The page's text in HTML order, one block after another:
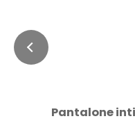
Pantalone